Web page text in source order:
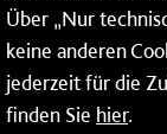
Fax: 06131 - 12
Über „Nur
keine anderen
jederzeit für die
finden Sie hier.